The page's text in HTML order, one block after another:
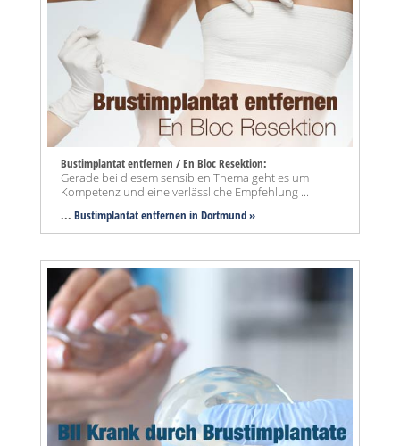
Bustimplantat entfernen / En Bloc Resektion:
Gerade bei diesem sensiblen Thema geht es um
Kompetenz und eine verlässliche Empfehlung ...
... Bustimplantat entfernen in Dortmund »